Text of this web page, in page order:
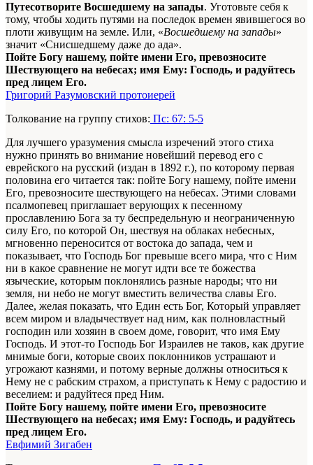
Путесотворите Восшедшему на запады. Уготовьте себя к
тому, чтобы ходить путями на последок времен явившегося во
плоти живущим на земле. Или, «Восшедшему на запады»
значит «Снисшедшему даже до ада».
Пойте Богу нашему, пойте имени Его, превозносите
Шествующего на небесах; имя Ему: Господь, и радуйтесь
пред лицем Его.
Григорий Разумовский протоиерей
Толкование на группу стихов: Пс: 67: 5-5
Для лучшего уразумения смысла изречений этого стиха
нужно принять во внимание новейший перевод его с
еврейского на русский (издан в 1892 г.), по которому первая
половина его читается так: пойте Богу нашему, пойте имени
Его, превозносите шествующего на небесах. Этими словами
псалмопевец приглашает верующих к песенному
прославлению Бога за ту беспредельную и неограниченную
силу Его, по которой Он, шествуя на облаках небесных,
мгновенно переносится от востока до запада, чем и
показывает, что Господь Бог превыше всего мира, что с Ним
ни в какое сравнение не могут идти все те божества
языческие, которым поклонялись разные народы; что ни
земля, ни небо не могут вместить величества славы Его.
Далее, желая показать, что Един есть Бог, Который управляет
всем миром и владычествует над ним, как полновластный
господин или хозяин в своем доме, говорит, что имя Ему
Господь. И этот-то Господь Бог Израилев не таков, как другие
мнимые боги, которые своих поклонников устрашают и
угрожают казнями, и потому верные должны относиться к
Нему не с рабским страхом, а приступать к Нему с радостию и
веселием: и радуйтеся пред Ним.
Пойте Богу нашему, пойте имени Его, превозносите
Шествующего на небесах; имя Ему: Господь, и радуйтесь
пред лицем Его.
Евфимий Зигабен